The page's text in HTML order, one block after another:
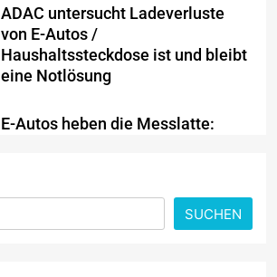
ADAC untersucht Ladeverluste
von E-Autos /
Haushaltssteckdose ist und bleibt
eine Notlösung
E-Autos heben die Messlatte:
Benzin etwas billiger, Diesel
erneut teurer / Rohölpreis binnen
SUCHEN